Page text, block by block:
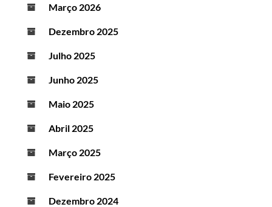
Março 2026
Dezembro 2025
Julho 2025
Junho 2025
Maio 2025
Abril 2025
Março 2025
Fevereiro 2025
Dezembro 2024